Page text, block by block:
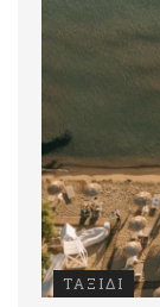
ΤΑΞΙΔΙ